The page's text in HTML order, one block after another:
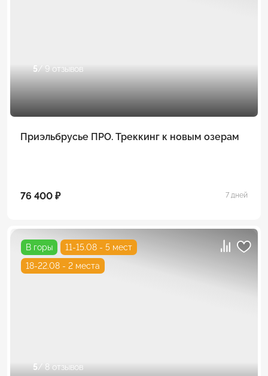
5/ 9 отзывов
Приэльбрусье ПРО. Треккинг к новым озерам
76 400 ₽ 7 дней
В горы
11-15.08 - 5 мест
18-22.08 - 2 места
5/ 8 отзывов